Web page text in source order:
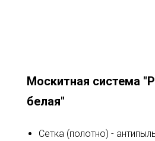
Москитная система
белая"
Сетка (полотно) -